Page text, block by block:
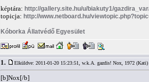
képtára: http://gallery.site.hu/u/biakuty1/
topicja: http://www.netboard.hu/
Kóborka Állatvédő Egyesület
1. Elküldve: 2011-01-20 15:23:51, w.k.A. gazdis! Nox, 1972 (Kati)
[b]Nox[/b]